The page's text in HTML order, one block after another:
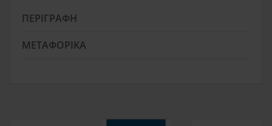
ΠΕΡΙΓΡΑΦΉ
ΜΕΤΑΦΟΡΙΚΆ